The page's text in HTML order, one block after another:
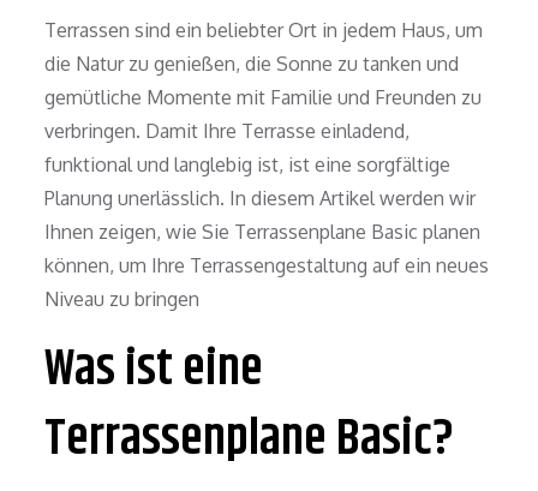
Terrassen sind ein beliebter Ort in jedem Haus, um
die Natur zu genießen, die Sonne zu tanken und
gemütliche Momente mit Familie und Freunden zu
verbringen. Damit Ihre Terrasse einladend,
funktional und langlebig ist, ist eine sorgfältige
Planung unerlässlich. In diesem Artikel werden wir
Ihnen zeigen, wie Sie Terrassenplane Basic planen
können, um Ihre Terrassengestaltung auf ein neues
Niveau zu bringen
Was ist eine
Terrassenplane Basic?